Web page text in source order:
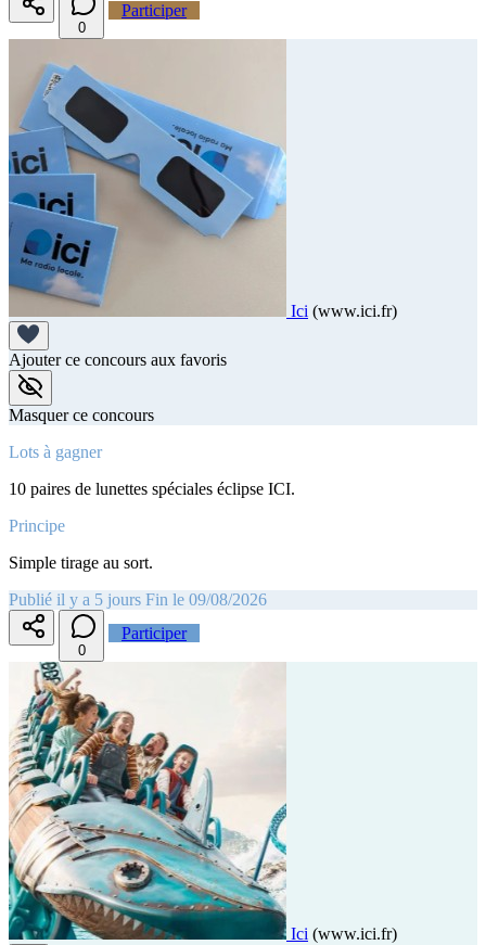
0
Participer
Ici (www.ici.fr)
Ajouter ce concours aux favoris
Masquer ce concours
Lots à gagner
10 paires de lunettes spéciales éclipse ICI.
Principe
Simple tirage au sort.
Publié il y a 5 jours Fin le 09/08/2026
0
Participer
Ici (www.ici.fr)